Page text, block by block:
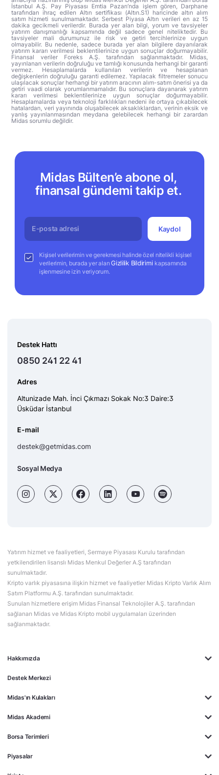
İstanbul A.Ş. Pay Piyasası Emtia Pazarı’nda işlem gören, Darphane
tarafından ihraç edilen Altın sertifikası (Altın.S1) haricinde altın alım
satım hizmeti sunulmamaktadır. Serbest Piyasa Altın verileri en az 15
dakika gecikmeli verilerdir. Burada yer alan bilgi, yorum ve tavsiyeler
yatırım danışmanlığı kapsamında değil sadece genel niteliktedir. Bu
tavsiyeler mali durumunuz ile risk ve getiri tercihlerinize uygun
olmayabilir. Bu nedenle, sadece burada yer alan bilgilere dayanılarak
yatırım kararı verilmesi beklentilerinize uygun sonuçlar doğurmayabilir.
Finansal veriler Foreks A.Ş. tarafından sağlanmaktadır. Midas,
yayınlanan verilerin doğruluğu ve tamlığı konusunda herhangi bir garanti
vermez. Hesaplamalarda kullanılan verilerin ve hesaplanan
değişkenlerin doğruluğu garanti edilemez. Yapılacak filtremeler sonucu
ulaşılacak sonuçlar herhangi bir yatırım aracının alım-satım önerisi ya da
getiri vaadi olarak yorumlanmamalıdır. Bu sonuçlara dayanarak yatırım
kararı verilmesi beklentilerinize uygun sonuçlar doğurmayabilir.
Hesaplamalarda veya teknoloji farklılıkları nedeni ile ortaya çıkabilecek
hatalardan, veri yayınında oluşabilecek aksaklıklardan, verinin eksik ve
yanlış yayınlanmasından meydana gelebilecek herhangi bir zarardan
Midas sorumlu değildir.
Midas Bülten’e abone ol,
finansal gündemi takip et.
Kaydol
Kişisel verilerimin ve gerekmesi halinde özel nitelikli kişisel
verilerimin, burada yer alanGizlilik Bildirimi kapsamında
işlenmesine izin veriyorum.
Hakkımızda
Destek Merkezi
Midas'ın Kulakları
Midas Akademi
Borsa Terimleri
Piyasalar
Destek Hattı
0850 241 22 41
Adres
Altunizade Mah. İnci Çıkmazı Sokak No:3 Daire:3
Üsküdar İstanbul
E-mail
destek@getmidas.com
Sosyal Medya
Yatırım hizmet ve faaliyetleri, Sermaye Piyasası Kurulu tarafından
yetkilendirilen lisanslı Midas Menkul Değerler A.Ş tarafından
sunulmaktadır.
Kripto varlık piyasasına ilişkin hizmet ve faaliyetler Midas Kripto Varlık Alım
Satım Platformu A.Ş. tarafından sunulmaktadır.
Sunulan hizmetlere erişim Midas Finansal Teknolojiler A.Ş. tarafından
sağlanan Midas ve Midas Kripto mobil uygulamaları üzerinden
sağlanmaktadır.